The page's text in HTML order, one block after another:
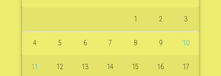
1 2 3
4 5 6 7 8 9 10
11 12 13 14 15 16 17